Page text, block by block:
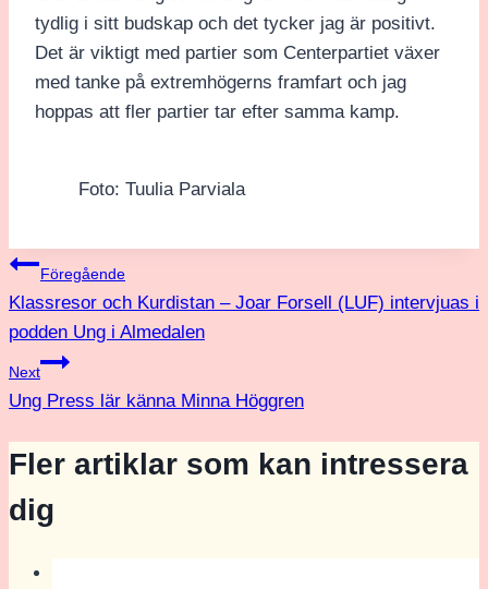
tydlig i sitt budskap och det tycker jag är positivt.
Det är viktigt med partier som Centerpartiet växer
med tanke på extremhögerns framfart och jag
hoppas att fler partier tar efter samma kamp.
Foto: Tuulia Parviala
Inläggsnavigering
Föregående
Klassresor och Kurdistan – Joar Forsell (LUF) intervjuas i
podden Ung i Almedalen
Next
Ung Press lär känna Minna Höggren
Fler artiklar som kan intressera
dig